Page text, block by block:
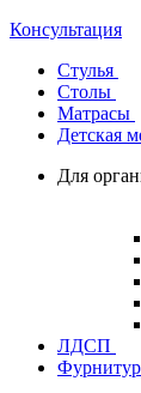
Консультация
Стулья
Столы
Матрасы
Детская
Для
ЛДСП